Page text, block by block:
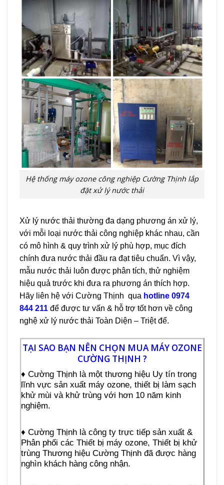
Hệ thống máy ozone công nghiệp Cường Thịnh lắp
đặt xử lý nước thải
Xử lý nước thải thường đa dạng phương án xử lý,
với mỗi loại nước thải công nghiệp khác nhau, cần
có mô hình & quy trình xử lý phù hợp, mục đích
chính đưa nước thải đầu ra đạt tiêu chuẩn. Vì vậy,
mẫu nước thải luôn được phân tích, thử nghiệm
hiệu quả trước khi đưa ra phương án thích hợp.
Hãy liên hệ với Cường Thịnh qua hotline 0974
844 211 để được tư vấn & hỗ trợ tốt hơn về công
nghệ xử lý nước thải Toàn Diện – Triệt để.
TẠI SAO BẠN NÊN CHỌN MUA MÁY OZONE
CƯỜNG THỊNH ?
♦ Cường Thịnh là một thương hiệu Uy tín trong
lĩnh vực sản xuất máy ozone, thiết bị làm sạch
khử mùi và khử trùng với hơn 10 năm kinh
nghiệm.
♦ Cường Thịnh là công ty trực tiếp sản xuất &
Phân phối các Thiết bị máy ozone, Thiết bị khử
trùng Thương hiệu Cường Thịnh đã được hàng
nghìn khách hàng công nhận.